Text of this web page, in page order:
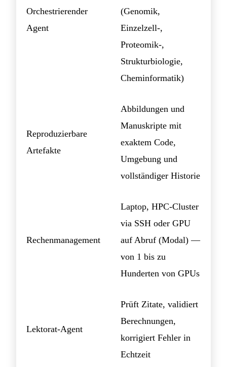
Orchestrierender
Agent
(Genomik,
Einzelzell-,
Proteomik-,
Strukturbiologie,
Cheminformatik)
Reproduzierbare
Artefakte
Abbildungen und
Manuskripte mit
exaktem Code,
Umgebung und
vollständiger Historie
Rechenmanagement
Laptop, HPC-Cluster
via SSH oder GPU
auf Abruf (Modal) —
von 1 bis zu
Hunderten von GPUs
Lektorat-Agent
Prüft Zitate, validiert
Berechnungen,
korrigiert Fehler in
Echtzeit